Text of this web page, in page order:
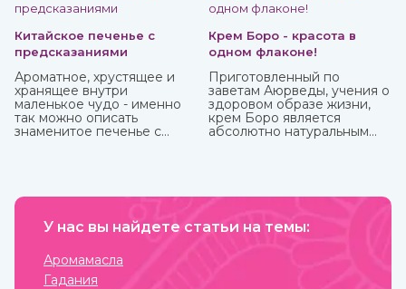
успокаивающими, освежающими свойствами. Купить
кокосовое масло от известных марок вы можете в
интернет-магазине ИндоКитай.
Китайское печенье с
предсказаниями
Ароматное, хрустящее и
хранящее внутри
маленькое чудо - именно
так можно описать
знаменитое печенье с
Крем Боро - красота в
одном флаконе!
Приготовленный по
заветам Аюрведы, учения о
здоровом образе жизни,
крем Боро является
абсолютно натуральным
антибактериальные и
свойства, благодаря
У нас вы найдете статьи на темы:
Аромамасла
Гадания